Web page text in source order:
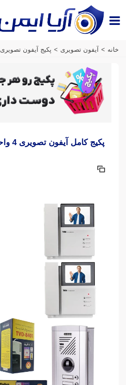
خانه > آیفون تصویری > پکیج آیفون تصویری
پکیج کامل آیفون تصویری 4 واحدی تابا TVD-1040M